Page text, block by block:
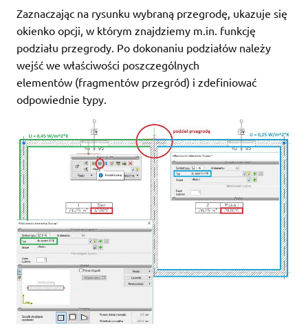
Zaznaczając na rysunku wybraną przegrodę, ukazuje się
okienko opcji, w którym znajdziemy m.in. funkcję
podziału przegrody. Po dokonaniu podziałów należy
wejść we właściwości poszczególnych
elementów (fragmentów przegród) i zdefiniować
odpowiednie typy.